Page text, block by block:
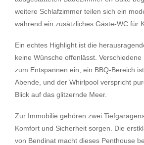
weitere Schlafzimmer teilen sich ein
während ein zusätzliches Gäste-WC für
Ein echtes Highlight ist die
keine Wünsche offenlässt.
zum Entspannen ein, ein BBQ-Bereich
Abende, und der Whirlpool verspricht
Blick auf das glitzernde Meer.
Zur Immobilie gehören zwei
Komfort und Sicherheit sorgen. Die
von Bendinat macht dieses Penthouse